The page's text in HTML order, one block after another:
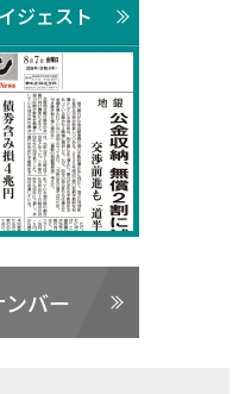
ジェスト
バー